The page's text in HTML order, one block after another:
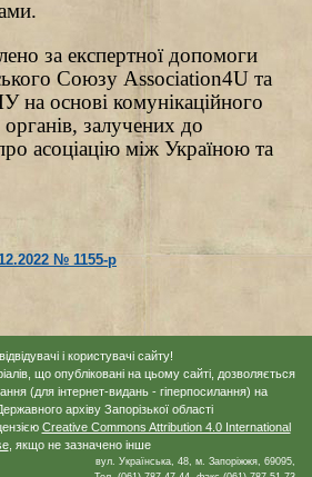
за експертної допомоги
Союзу Association4U та
основі комунікаційного
залучених до
асоціацію між Україною та
№ 1155-р
і користувачі сайту!
що опубліковані на цьому сайті, дозволяється
(для інтернет-видань - гіперпосилання) на
архіву Запорізької області
Creative Commons Attribution 4.0 International
, якщо не зазначено інше
вул. Українська, 48, м. Запоріжжя, 69095,